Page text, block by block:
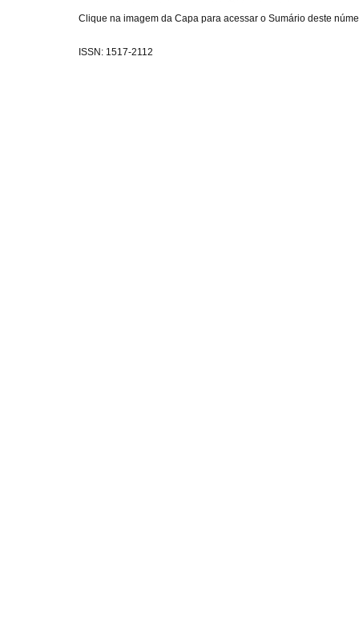
Clique na imagem da Capa para acessar o Sumário deste
ISSN: 1517-2112